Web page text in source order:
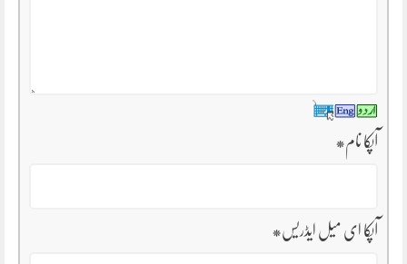
آپکا نام*
آپکا ای میل ایڈریس*